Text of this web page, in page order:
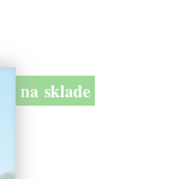
na sklade